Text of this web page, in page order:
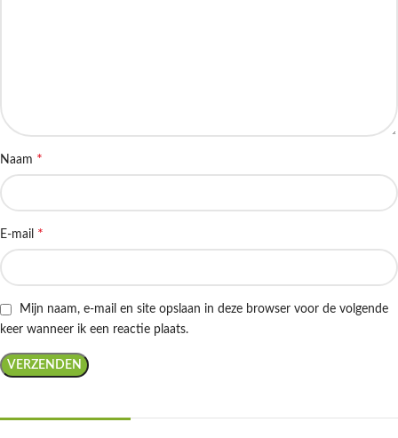
Naam *
E-mail *
Mijn naam, e-mail en site opslaan in deze browser voor de volgende
keer wanneer ik een reactie plaats.